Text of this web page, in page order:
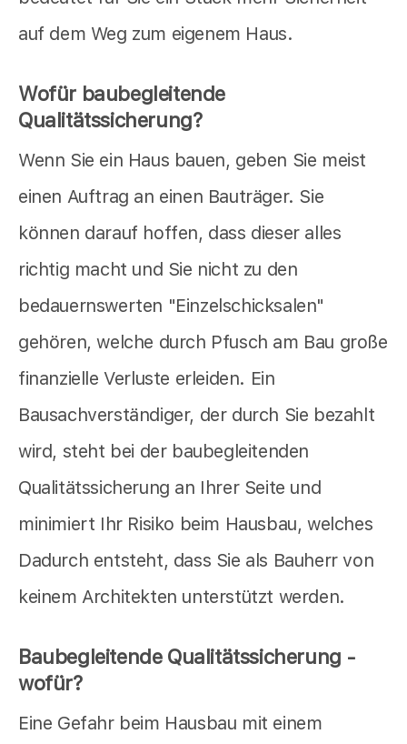
auf dem Weg zum eigenem Haus.
Wofür baubegleitende
Qualitätssicherung?
Wenn Sie ein Haus bauen, geben Sie meist
einen Auftrag an einen Bauträger. Sie
können darauf hoffen, dass dieser alles
richtig macht und Sie nicht zu den
bedauernswerten "Einzelschicksalen"
gehören, welche durch Pfusch am Bau große
finanzielle Verluste erleiden. Ein
Bausachverständiger, der durch Sie bezahlt
wird, steht bei der baubegleitenden
Qualitätssicherung an Ihrer Seite und
minimiert Ihr Risiko beim Hausbau, welches
Dadurch entsteht, dass Sie als Bauherr von
keinem Architekten unterstützt werden.
Baubegleitende Qualitätssicherung -
wofür?
Eine Gefahr beim Hausbau mit einem